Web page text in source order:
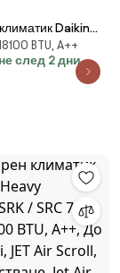
Daikin
21000 BTU,
Fi, R-32, Бял
BTU, A++
след 2 дни